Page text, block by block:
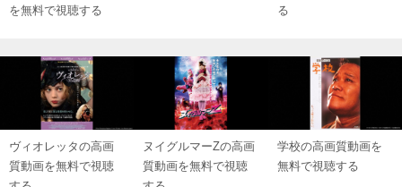
を無料で視聴する
る
ヴィオレッタの高画
質動画を無料で視聴
ヌイグルマーZの高画
質動画を無料で視聴
学校の高画質動画を
無料で視聴する